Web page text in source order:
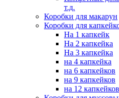
т.д.
Коробки для макарун
Коробки для
На 1 капкейк
На 2 капкейка
На 3 капкейка
на 4 капкейка
на 6 капкейков
на 9 капкейков
на 12 капкейков